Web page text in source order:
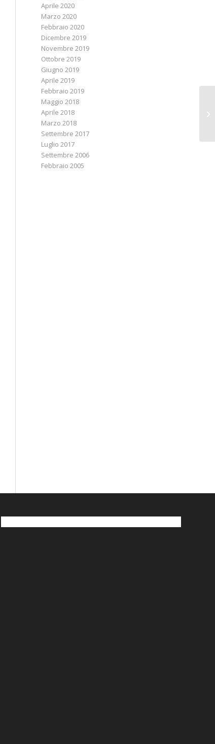
Aprile 2020
Marzo 2020
Febbraio 2020
Dicembre 2019
Novembre 2019
Ottobre 2019
Giugno 2019
Aprile 2019
Febbraio 2019
Maggio 2018
Aprile 2018
Marzo 2018
Settembre 2017
Luglio 2017
Settembre 2006
Febbraio 2005